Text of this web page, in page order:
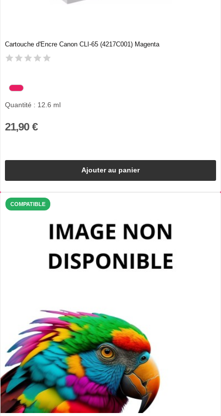
Cartouche d'Encre Canon CLI-65 (4217C001) Magenta
Quantité : 12.6 ml
21,90 €
Ajouter au panier
COMPATIBLE